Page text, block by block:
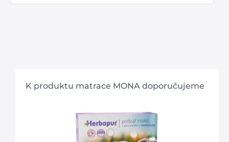
K produktu matrace MONA doporučujeme